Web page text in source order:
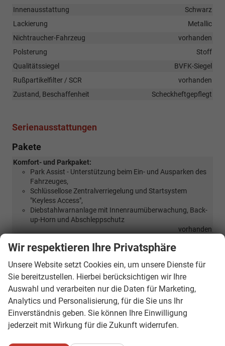
Innenausstattung
Schwarz
Lackierung
Metallic
Nichtraucher-Fahrzeug
vorhanden
Polsterung
Stoff
Qualitätssiegel
BVFK-Siegel
Rußpartikelfilter / SCR
vorhanden
Zustand, Beschaffenheit
Scheckheftgepflegt
Serienausstattungen
Pakete
Komfort- und Parkpaket:
Park Assist - Unterstützung beim Ein- und Ausparken des
Fahrzeuges,
Schlüssellose Zentralverriegelung und Startsystem
"Keyless Access",
Diebstahlwarnanlage mit Innenraumüberwachung, Back-
up-Horn und Abschleppschutz
vorhanden
Licht- und Sicht-Paket Plus:
Innenspiegel automatisch abblendbar,
Regensensor,
Coming Home/Leaving Home Funktion,
Fernlichtassistent "Light Assist"(Entfällt in Kombination
mit PXD)
vorhanden
Winter-Paket:
Sitzheizung vorne,
(Nur Serie für eTSI Motoren, muss bei TSI- und TDI-Motoren als
Wir respektieren Ihre Privatsphäre
Unsere Website setzt Cookies ein, um unsere Dienste für
Sie bereitzustellen. Hierbei berücksichtigen wir Ihre
Auswahl und verarbeiten nur die Daten für Marketing,
Analytics und Personalisierung, für die Sie uns Ihr
Einverständnis geben. Sie können Ihre Einwilligung
jederzeit mit Wirkung für die Zukunft widerrufen.